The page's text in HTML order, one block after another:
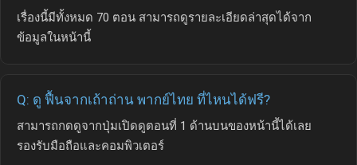
เรื่องนี้มีทั้งหมด 70 ตอน สามารถดูรายละเอียดล่าสุดได้จาก
ข้อมูลในหน้านี้
Q: ดู ฟื้นจากเถ้าถ่าน พากย์ไทย ที่ไหนได้ฟรี?
สามารถกดดูจากปุ่มเปิดดูตอนที่ 1 ด้านบนของหน้านี้ได้เลย
รองรับมือถือและคอมพิวเตอร์